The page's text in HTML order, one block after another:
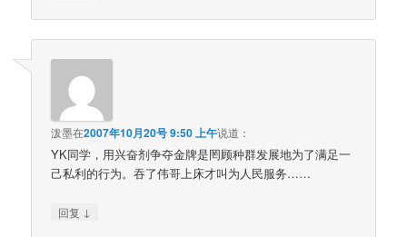
泼墨在2007年10月20号 9:50 上午说道：
YK同学，用兴奋剂争夺金牌是罔顾种群发展地为了满足一
己私利的行为。吞了伟哥上床才叫为人民服务……
回复 ↓